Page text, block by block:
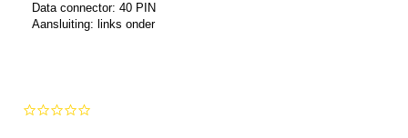
Data connector: 40 PIN
Aansluiting: links onder